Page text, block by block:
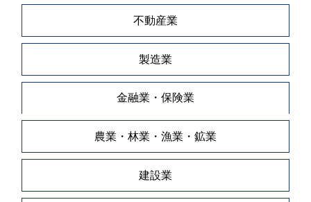
不動産業
製造業
金融業・保険業
農業・林業・漁業・鉱業
建設業